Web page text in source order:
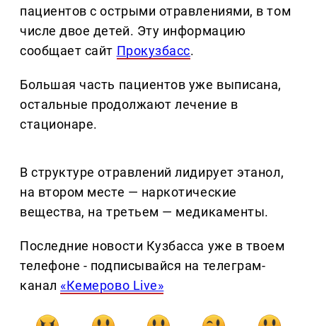
пациентов с острыми отравлениями, в том
числе двое детей. Эту информацию
сообщает сайт Прокузбасс.
Большая часть пациентов уже выписана,
остальные продолжают лечение в
стационаре.
В структуре отравлений лидирует этанол,
на втором месте — наркотические
вещества, на третьем — медикаменты.
Последние новости Кузбасса уже в твоем
телефоне - подписывайся на телеграм-
канал «Кемерово Live»